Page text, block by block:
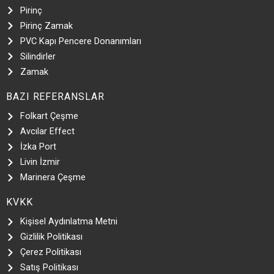
Pirinç
Pirinç Zamak
PVC Kapı Pencere Donanımları
Silindirler
Zamak
BAZI REFERANSLAR
Folkart Çeşme
Avcılar Effect
İzka Port
Livin İzmir
Marinera Çeşme
KVKK
Kişisel Aydınlatma Metni
Gizlilik Politikası
Çerez Politikası
Satış Politikası